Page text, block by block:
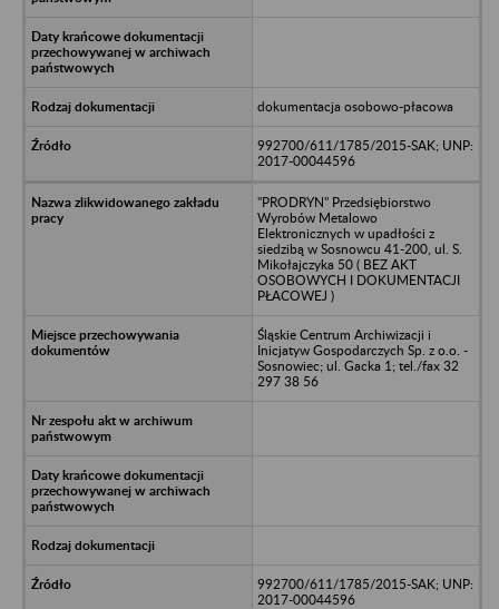
dokumentacja osobowo-płacowa
992700/611/1785/2015-SAK; UNP:
2017-00044596
"PRODRYN" Przedsiębiorstwo
Wyrobów Metalowo
Elektronicznych w upadłości z
siedzibą w Sosnowcu 41-200, ul. S.
Mikołajczyka 50 ( BEZ AKT
OSOBOWYCH I DOKUMENTACJI
PŁACOWEJ )
Śląskie Centrum Archiwizacji i
Inicjatyw Gospodarczych Sp. z o.o. -
Sosnowiec; ul. Gacka 1; tel./fax 32
297 38 56
992700/611/1785/2015-SAK; UNP:
2017-00044596